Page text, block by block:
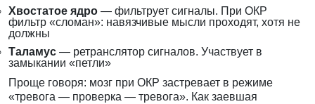
Хвостатое ядро — фильтрует сигналы. При ОКР
фильтр «сломан»: навязчивые мысли проходят, хотя не
должны
Таламус — ретранслятор сигналов. Участвует в
замыкании «петли»
Проще говоря: мозг при ОКР застревает в режиме
«тревога — проверка — тревога». Как заевшая